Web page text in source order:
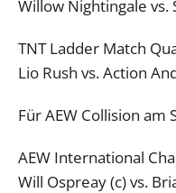
Willow Nightingale vs.
TNT Ladder Match
Lio Rush vs. Action
Für AEW Collision am
AEW International
Will Ospreay (c) vs.